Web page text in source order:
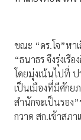
ขณะ “ดร.โจ”หา
“ธนาธร จึงรุ่งเ
โดยมุ่งเน้นไปที่
เป็นเมืองที่มีศักย
สำนักจะเป็นรอง
กวาด สก.เข้าสภ